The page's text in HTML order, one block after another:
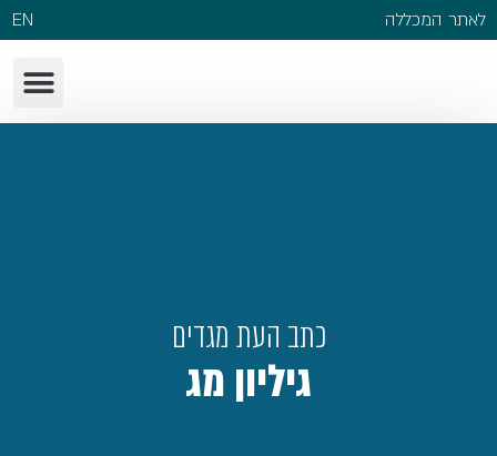
לאתר המכללה EN
כתב העת מגדים
גיליון מג